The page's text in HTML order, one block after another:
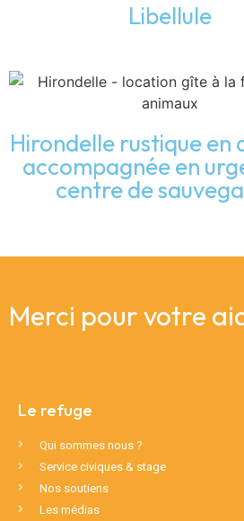
Libellule
Hirondelle rustique en
accompagnée en
centre de
Merci pour votre
Le refuge
Qui sommes nous ?
Service civiques & stage
Nos soutiens
Les médias